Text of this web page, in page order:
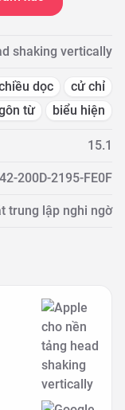
shaking vertically
dọc
cử chỉ
từ
biểu hiện
15.1
200D-2195-FE0F
trung lập nghi ngờ